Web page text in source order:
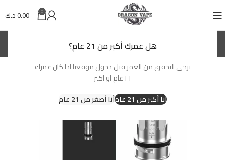
هل عمرك أكبر من 21 عام؟
يرجي التحقق من العمر قبل دخول موقعنا اذا كان عمرك
٢١ عام او اكثر
أنا أكبر من 21 عام
أنا أصغر من 21 عام
0
0.00د.ك